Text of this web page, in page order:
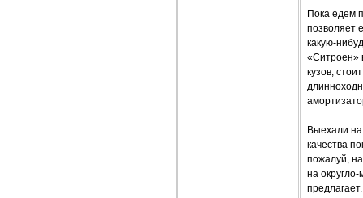
Пока едем
позволяет
какую-
«Ситроен»
кузов;
Выехали на
качества
пожалуй,
на
предлагает.